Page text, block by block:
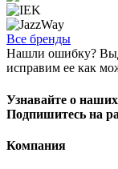
Все бренды
Нашли ошибку?
исправим ее как
Узнавайте о
Подпишитесь на
Компания